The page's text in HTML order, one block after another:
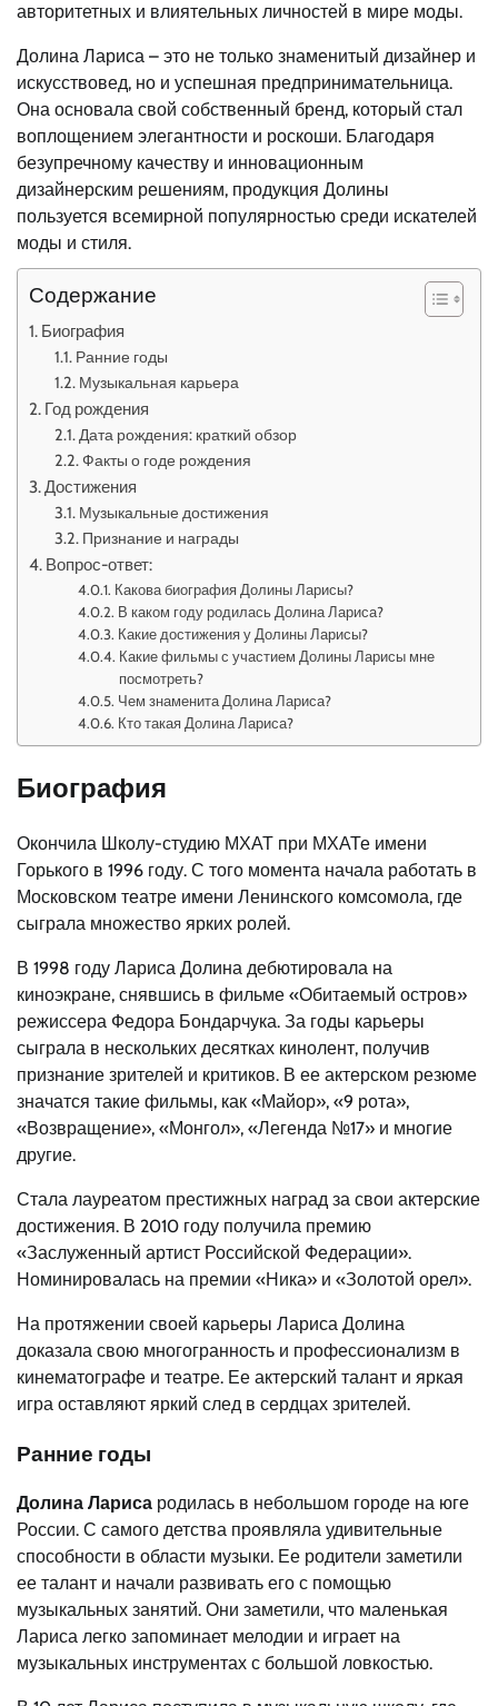
авторитетных и влиятельных личностей в мире моды.
Долина Лариса – это не только знаменитый дизайнер и
искусствовед, но и успешная предпринимательница.
Она основала свой собственный бренд, который стал
воплощением элегантности и роскоши. Благодаря
безупречному качеству и инновационным
дизайнерским решениям, продукция Долины
пользуется всемирной популярностью среди искателей
моды и стиля.
Содержание
Биография
Ранние годы
Музыкальная карьера
Год рождения
Дата рождения: краткий обзор
Факты о годе рождения
Достижения
Музыкальные достижения
Признание и награды
Вопрос-ответ:
Какова биография Долины Ларисы?
В каком году родилась Долина Лариса?
Какие достижения у Долины Ларисы?
Какие фильмы с участием Долины Ларисы мне
посмотреть?
Чем знаменита Долина Лариса?
Кто такая Долина Лариса?
Биография
Окончила Школу-студию МХАТ при МХАТе имени
Горького в 1996 году. С того момента начала работать в
Московском театре имени Ленинского комсомола, где
сыграла множество ярких ролей.
В 1998 году Лариса Долина дебютировала на
киноэкране, снявшись в фильме «Обитаемый остров»
режиссера Федора Бондарчука. За годы карьеры
сыграла в нескольких десятках кинолент, получив
признание зрителей и критиков. В ее актерском резюме
значатся такие фильмы, как «Майор», «9 рота»,
«Возвращение», «Монгол», «Легенда №17» и многие
другие.
Стала лауреатом престижных наград за свои актерские
достижения. В 2010 году получила премию
«Заслуженный артист Российской Федерации».
Номинировалась на премии «Ника» и «Золотой орел».
На протяжении своей карьеры Лариса Долина
доказала свою многогранность и профессионализм в
кинематографе и театре. Ее актерский талант и яркая
игра оставляют яркий след в сердцах зрителей.
Ранние годы
Долина Лариса родилась в небольшом городе на юге
России. С самого детства проявляла удивительные
способности в области музыки. Ее родители заметили
ее талант и начали развивать его с помощью
музыкальных занятий. Они заметили, что маленькая
Лариса легко запоминает мелодии и играет на
музыкальных инструментах с большой ловкостью.